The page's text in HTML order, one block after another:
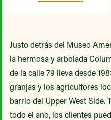
Justo detrás del Museo
la hermosa y arbolada
de la calle 79 lleva desde
granjas y los agricultores
barrio del Upper West Side.
todo el año, los clientes